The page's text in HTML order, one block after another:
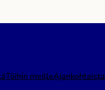
Töihin meilleAjankohtaista